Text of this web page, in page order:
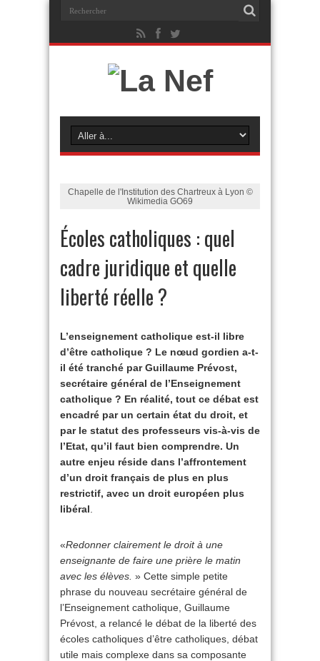
Chapelle de l'Institution des Chartreux à Lyon ©
Wikimedia GO69
Écoles catholiques : quel
cadre juridique et quelle
liberté réelle ?
L’enseignement catholique est-il libre
d’être catholique ? Le nœud gordien a-t-
il été tranché par Guillaume Prévost,
secrétaire général de l’Enseignement
catholique ? En réalité, tout ce débat est
encadré par un certain état du droit, et
par le statut des professeurs vis-à-vis de
l’Etat, qu’il faut bien comprendre. Un
autre enjeu réside dans l’affrontement
d’un droit français de plus en plus
restrictif, avec un droit européen plus
libéral
«Redonner clairement le droit à une
enseignante de faire une prière le matin
avec les élèves. » Cette simple petite
phrase du nouveau secrétaire général de
l’Enseignement catholique, Guillaume
Prévost, a relancé le débat de la liberté des
écoles catholiques d’être catholiques, débat
utile mais complexe dans sa composante